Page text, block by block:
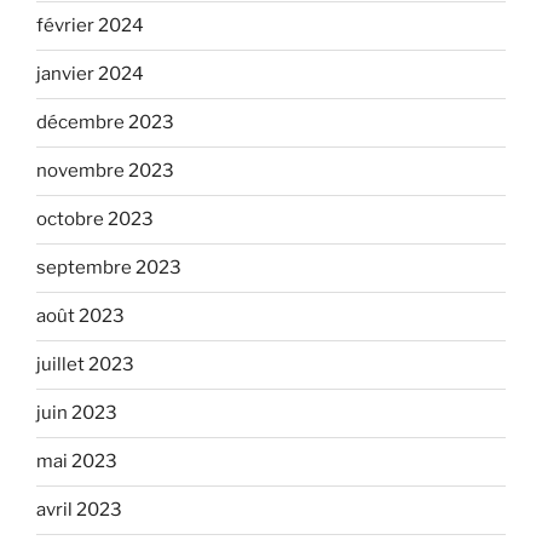
février 2024
janvier 2024
décembre 2023
novembre 2023
octobre 2023
septembre 2023
août 2023
juillet 2023
juin 2023
mai 2023
avril 2023